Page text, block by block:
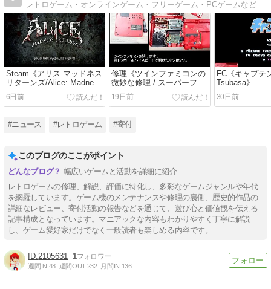
レトロゲーム・オンラインゲーム・フリーゲーム・PCゲームなど趣味を自由に発信♪ネタバレ含みますのでご注意ください！<FC/SFC/Sega/MSX/PCE/MD/PS/SS/GB/etc>
Steam《アリス マッドネス
リターンズ/Alice: Madness
Returns》
6日前
修理《ツインファミコンの
微妙な修理 / スーパーファ
ミコンの清掃》
19日前
FC《キャプテ
Tsubasa》
30日前
#ニュース #レトロゲーム #寄付
このブログのここがポイント
幅広いゲームと活動を詳細に紹介
レトロゲームの修理、解説、評価に特化し、多彩なゲームジャンルや年代
を網羅しています。ゲーム機のメンテナンスや修理の裏側、歴史的作品の
詳細なレビュー、寄付活動の報告などを通じて、遊び心と価値観を伝える
記事構成となっています。マニアックな内容もわかりやすく丁寧に解説
し、ゲーム愛好家だけでなく一般読者も楽しめる内容です。
2105631 1
週間IN:48 週間OUT:232 月間IN:136